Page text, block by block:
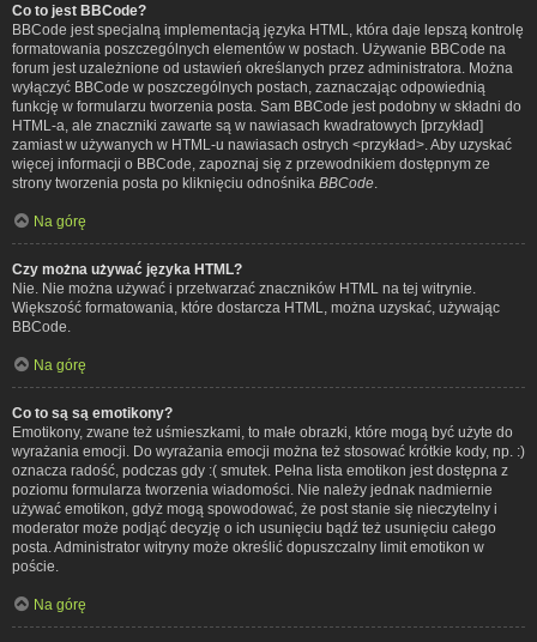
Co to jest BBCode?
BBCode jest specjalną implementacją języka HTML, która daje lepszą kontrolę
formatowania poszczególnych elementów w postach. Używanie BBCode na
forum jest uzależnione od ustawień określanych przez administratora. Można
wyłączyć BBCode w poszczególnych postach, zaznaczając odpowiednią
funkcję w formularzu tworzenia posta. Sam BBCode jest podobny w składni do
HTML-a, ale znaczniki zawarte są w nawiasach kwadratowych [przykład]
zamiast w używanych w HTML-u nawiasach ostrych <przykład>. Aby uzyskać
więcej informacji o BBCode, zapoznaj się z przewodnikiem dostępnym ze
strony tworzenia posta po kliknięciu odnośnika BBCode
Na górę
Czy można używać języka HTML?
Nie. Nie można używać i przetwarzać znaczników HTML na tej witrynie.
Większość formatowania, które dostarcza HTML, można uzyskać, używając
BBCode.
Na górę
Co to są są emotikony?
Emotikony, zwane też uśmieszkami, to małe obrazki, które mogą być użyte do
wyrażania emocji. Do wyrażania emocji można też stosować krótkie kody, np. :)
oznacza radość, podczas gdy :( smutek. Pełna lista emotikon jest dostępna z
poziomu formularza tworzenia wiadomości. Nie należy jednak nadmiernie
używać emotikon, gdyż mogą spowodować, że post stanie się nieczytelny i
moderator może podjąć decyzję o ich usunięciu bądź też usunięciu całego
posta. Administrator witryny może określić dopuszczalny limit emotikon w
poście.
Na górę